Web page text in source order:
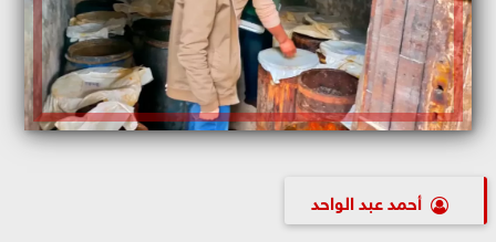
أحمد عبد الواحد